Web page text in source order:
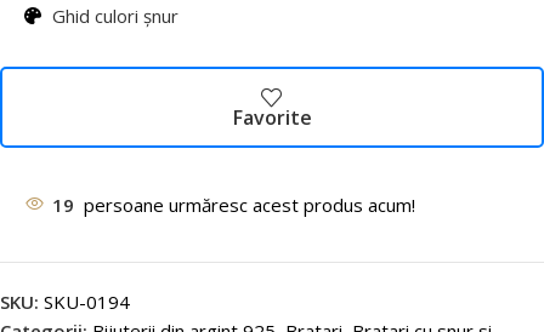
Ghid culori șnur
Favorite
19 persoane urmăresc acest produs acum!
SKU: SKU-0194